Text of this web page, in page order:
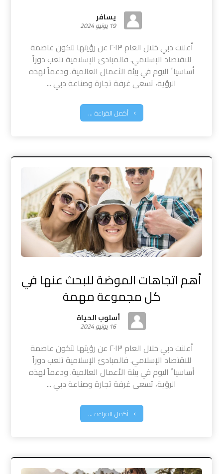
يسافر
19 يونيو 2024
أعلنت دبي خلال العام ٢٠١٣ عن رؤيتها لتكون عاصمة
للاقتصاد الإسلامي. فالمبادئ الإسلامية تلعب دوراً
أساسيا ً اليوم في بيئة الأعمال العالمية. ودعماً لهذه
الرؤية، تسعى غرفة تجارة وصناعة دبي ...
أكمل القراءة ...
أهم اتجاهات الموضة للبحث عنها في
كل مجموعة مهمة
أسلوب الحياة
16 يونيو 2024
أعلنت دبي خلال العام ٢٠١٣ عن رؤيتها لتكون عاصمة
للاقتصاد الإسلامي. فالمبادئ الإسلامية تلعب دوراً
أساسيا ً اليوم في بيئة الأعمال العالمية. ودعماً لهذه
الرؤية، تسعى غرفة تجارة وصناعة دبي ...
أكمل القراءة ...